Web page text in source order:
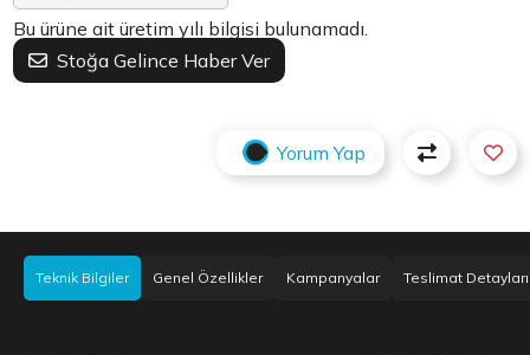
Bu ürüne ait üretim yılı bilgisi bulunamadı.
Stoğa Gelince Haber Ver
Yorum Yap
Teknik Bilgiler Genel Özellikler Kampanyalar Teslimat Detayları